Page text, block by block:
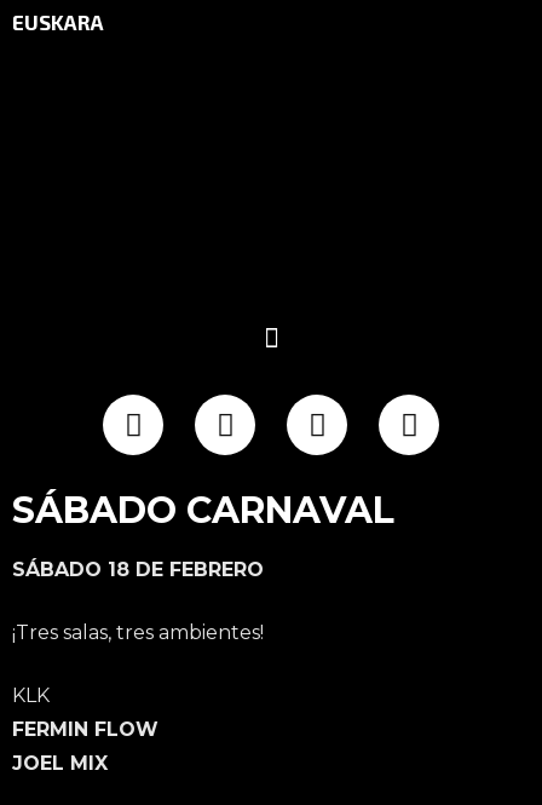
EUSKARA
SÁBADO CARNAVAL
SÁBADO 18 DE FEBRERO
¡Tres salas, tres ambientes!
KLK
FERMIN FLOW
JOEL MIX